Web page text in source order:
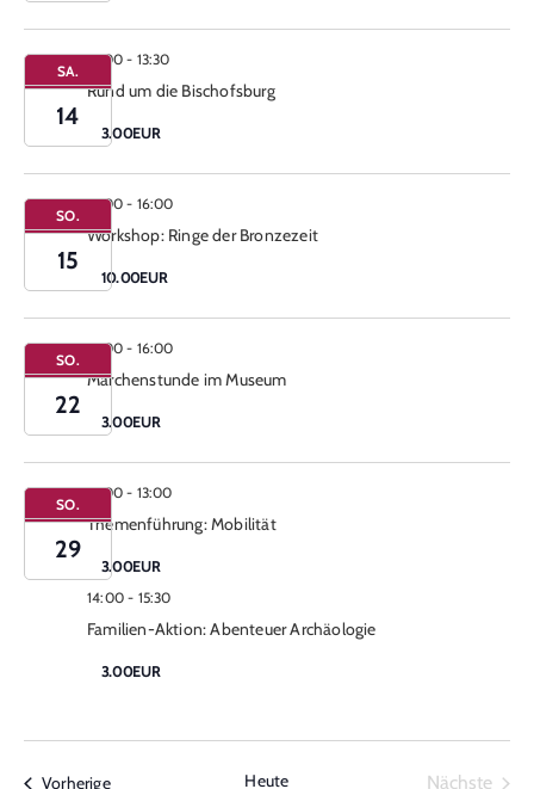
SA.
14
12:00 - 13:30
Rund um die Bischofsburg
3.00EUR
SO.
15
13:00 - 16:00
Workshop: Ringe der Bronzezeit
10.00EUR
SO.
22
15:00 - 16:00
Märchenstunde im Museum
3.00EUR
SO.
29
12:00 - 13:00
Themenführung: Mobilität
3.00EUR
14:00 - 15:30
Familien-Aktion: Abenteuer Archäologie
3.00EUR
VorherigeVeranstaltungen Heute Nächste